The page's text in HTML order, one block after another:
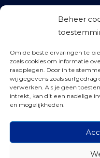
Beheer
Om de beste ervaringen te
zoals cookies om informatie
raadplegen. Door in te
wij gegevens zoals surfgedrag
verwerken. Als je geen
intrekt, kan dit een nadelige
en mogelijkheden.
Privacy policy

 06 41 624 019
Kloosterbrink